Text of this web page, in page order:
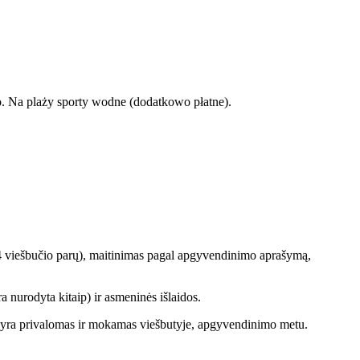
Na plaży sporty wodne (dodatkowo płatne).
parų), maitinimas pagal apgyvendinimo aprašymą,
nurodyta kitaip) ir asmeninės išlaidos.
privalomas ir mokamas viešbutyje, apgyvendinimo metu.